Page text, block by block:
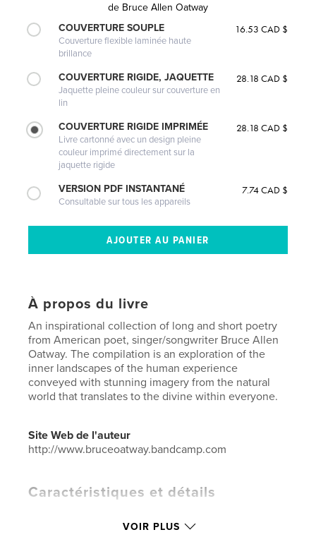
de Bruce Allen Oatway
COUVERTURE SOUPLE
Couverture flexible laminée haute
brillance
16.53 CAD $
COUVERTURE RIGIDE, JAQUETTE
Jaquette pleine couleur sur couverture en
lin
28.18 CAD $
COUVERTURE RIGIDE IMPRIMÉE
Livre cartonné avec un design pleine
couleur imprimé directement sur la
jaquette rigide
28.18 CAD $
VERSION PDF INSTANTANÉ
Consultable sur tous les appareils
7.74 CAD $
À propos du livre
An inspirational collection of long and short poetry
from American poet, singer/songwriter Bruce Allen
Oatway. The compilation is an exploration of the
inner landscapes of the human experience
conveyed with stunning imagery from the natural
world that translates to the divine within everyone.
Site Web de l'auteur
http://www.bruceoatway.bandcamp.com
Caractéristiques et détails
VOIR PLUS